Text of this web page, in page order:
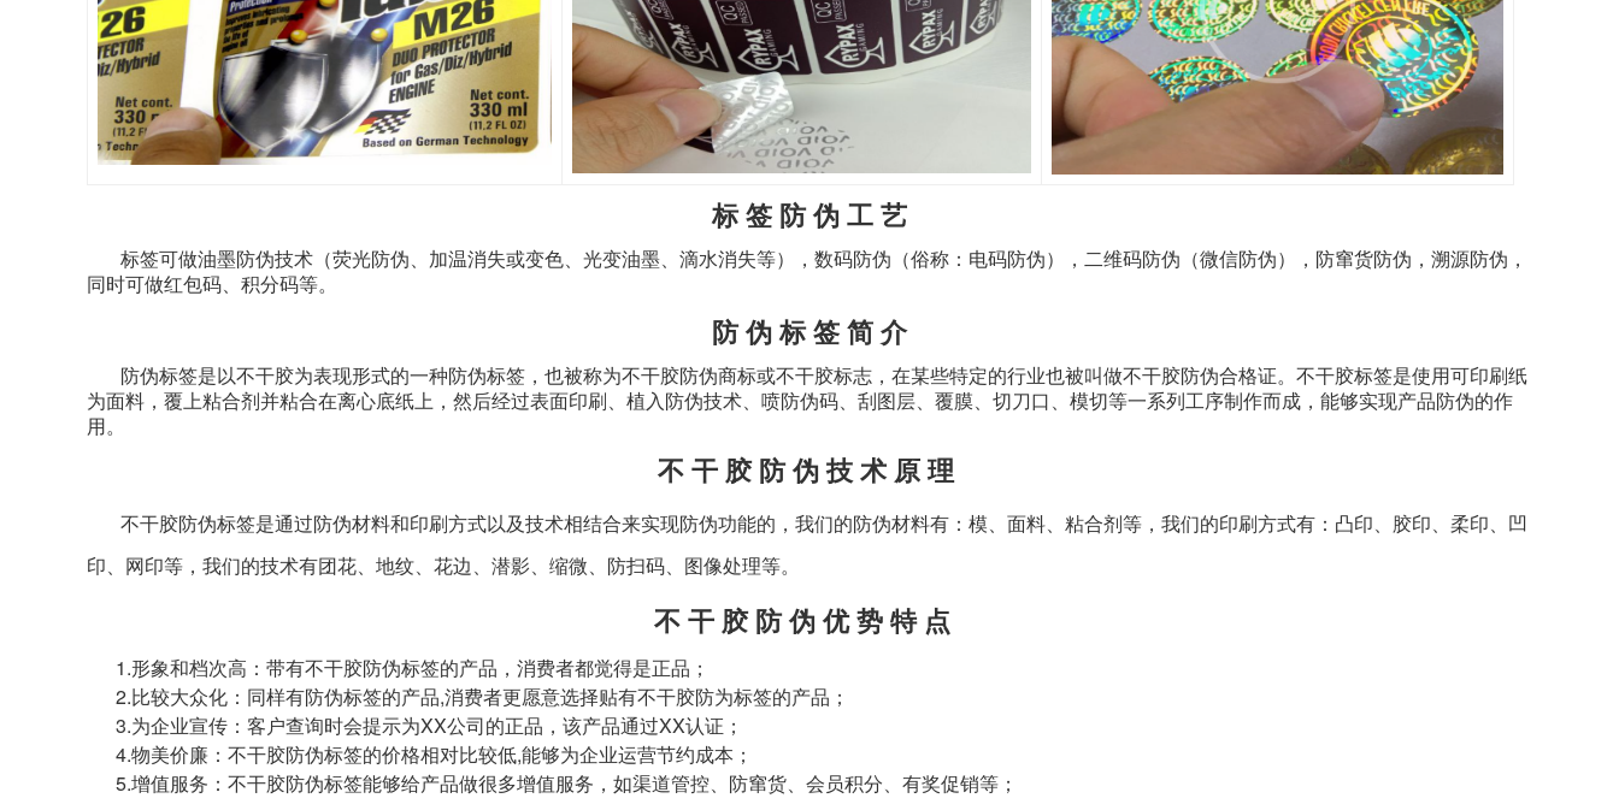
标 签 防 伪 工 艺
标签可做油墨防伪技术（荧光防伪、加温消失或变色、光变油墨、滴水消失等），数码防伪（俗称：电码防伪），二维码防伪（微信防伪），防窜货防伪，溯源防伪，
同时可做红包码、积分码等。
防 伪 标 签 简 介
防伪标签是以不干胶为表现形式的一种防伪标签，也被称为不干胶防伪商标或不干胶标志，在某些特定的行业也被叫做不干胶防伪合格证。不干胶标签是使用可印刷纸
为面料，覆上粘合剂并粘合在离心底纸上，然后经过表面印刷、植入防伪技术、喷防伪码、刮图层、覆膜、切刀口、模切等一系列工序制作而成，能够实现产品防伪的作
用。
不 干 胶 防 伪 技 术 原 理
不干胶防伪标签是通过防伪材料和印刷方式以及技术相结合来实现防伪功能的，我们的防伪材料有：模、面料、粘合剂等，我们的印刷方式有：凸印、胶印、柔印、凹
印、网印等，我们的技术有团花、地纹、花边、潜影、缩微、防扫码、图像处理等。
不 干 胶 防 伪 优 势 特 点
1.形象和档次高：带有不干胶防伪标签的产品，消费者都觉得是正品；
2.比较大众化：同样有防伪标签的产品,消费者更愿意选择贴有不干胶防为标签的产品；
3.为企业宣传：客户查询时会提示为XX公司的正品，该产品通过XX认证；
4.物美价廉：不干胶防伪标签的价格相对比较低,能够为企业运营节约成本；
5.增值服务：不干胶防伪标签能够给产品做很多增值服务，如渠道管控、防窜货、会员积分、有奖促销等；